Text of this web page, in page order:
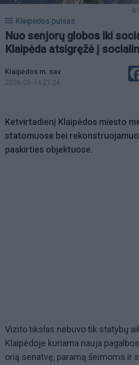
©
Klaipėdos pulsas
Nuo senjorų globos iki
Klaipėda atsigręžė į
Klaipėdos m. sav.
2026-05-14 21:24
Ketvirtadienį Klaipėdos miesto
statomuose bei
paskirties objektuose.
Vizito tikslas nebuvo tik statybų
Klaipėdoje kuriama nauja
orią senatvę, paramą šeimoms ir